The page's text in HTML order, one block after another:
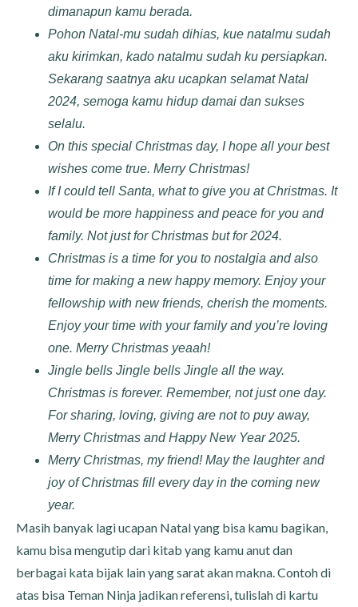
dimanapun kamu berada.
Pohon Natal-mu sudah dihias, kue natalmu sudah
aku kirimkan, kado natalmu sudah ku persiapkan.
Sekarang saatnya aku ucapkan selamat Natal
2024, semoga kamu hidup damai dan sukses
selalu.
On this special Christmas day, I hope all your best
wishes come true. Merry Christmas!
If I could tell Santa, what to give you at Christmas. It
would be more happiness and peace for you and
family. Not just for Christmas but for 2024.
Christmas is a time for you to nostalgia and also
time for making a new happy memory. Enjoy your
fellowship with new friends, cherish the moments.
Enjoy your time with your family and you’re loving
one. Merry Christmas yeaah!
Jingle bells Jingle bells Jingle all the way.
Christmas is forever. Remember, not just one day.
For sharing, loving, giving are not to puy away,
Merry Christmas and Happy New Year 2025.
Merry Christmas, my friend! May the laughter and
joy of Christmas fill every day in the coming new
year.
Masih banyak lagi ucapan Natal yang bisa kamu bagikan,
kamu bisa mengutip dari kitab yang kamu anut dan
berbagai kata bijak lain yang sarat akan makna. Contoh di
atas bisa Teman Ninja jadikan referensi, tulislah di kartu